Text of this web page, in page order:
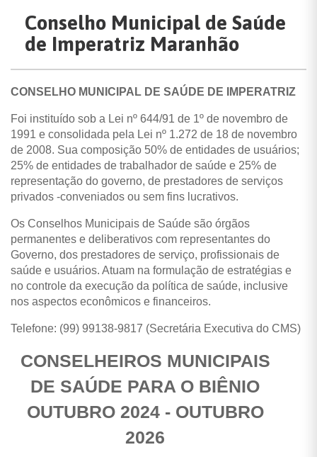
Conselho Municipal de Saúde
de Imperatriz Maranhão
CONSELHO MUNICIPAL DE SAÚDE DE IMPERATRIZ
Foi instituído sob a Lei nº 644/91 de 1º de novembro de
1991 e consolidada pela Lei nº 1.272 de 18 de novembro
de 2008. Sua composição 50% de entidades de usuários;
25% de entidades de trabalhador de saúde e 25% de
representação do governo, de prestadores de serviços
privados -conveniados ou sem fins lucrativos.
Os Conselhos Municipais de Saúde são órgãos
permanentes e deliberativos com representantes do
Governo, dos prestadores de serviço, profissionais de
saúde e usuários. Atuam na formulação de estratégias e
no controle da execução da política de saúde, inclusive
nos aspectos econômicos e financeiros.
Telefone: (99) 99138-9817 (Secretária Executiva do CMS)
CONSELHEIROS MUNICIPAIS
DE SAÚDE PARA O BIÊNIO
OUTUBRO 2024 - OUTUBRO
2026